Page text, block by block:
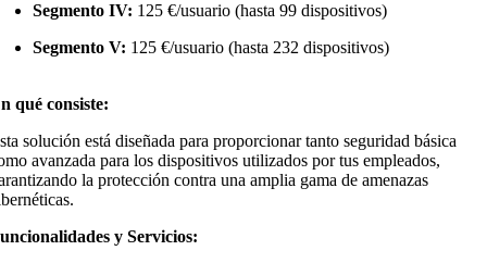
Segmento IV: 125 €/usuario (hasta 99 dispositivos)
Segmento V: 125 €/usuario (hasta 232 dispositivos)
qué consiste:
solución está diseñada para proporcionar tanto seguridad básica
avanzada para los dispositivos utilizados por tus empleados,
la protección contra una amplia gama de amenazas
y Servicios: